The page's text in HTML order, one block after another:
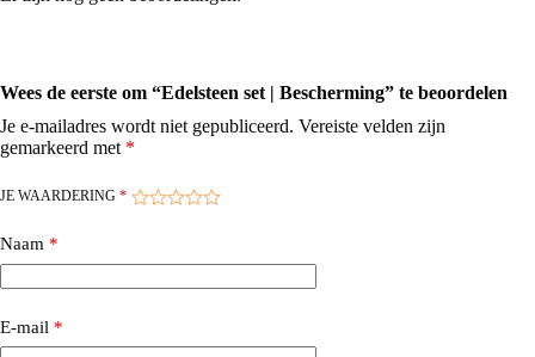
Wees de eerste om “Edelsteen set | Bescherming” te beoordelen
Je e-mailadres wordt niet gepubliceerd. Vereiste velden zijn
gemarkeerd met *
JE WAARDERING *
Naam *
E-mail *